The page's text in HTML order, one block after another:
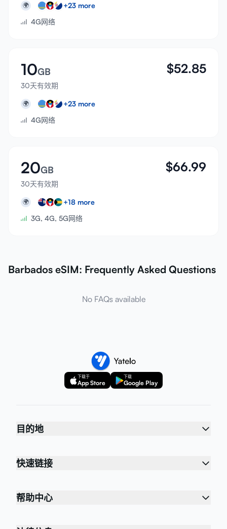
🌍 +23 more
4G网络
10GB
30天有效期
$52.85
🌍 +23 more
4G网络
20GB
30天有效期
$66.99
🌍 +18 more
3G, 4G, 5G网络
Barbados eSIM: Frequently Asked Questions
No FAQs available
下载于
App Store
下载
Google Play
目的地
快速链接
帮助中心